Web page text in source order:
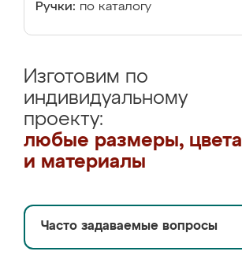
Ручки: по каталогу
Изготовим по
индивидуальному
проекту:
любые размеры, цвета
и материалы
Часто задаваемые вопросы